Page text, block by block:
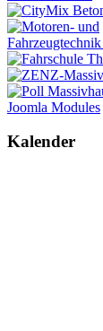
Joomla Modules
Kalender